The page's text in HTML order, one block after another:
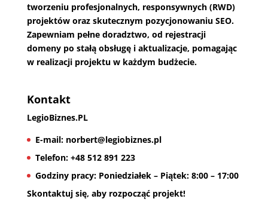
tworzeniu profesjonalnych, responsywnych (RWD)
projektów oraz skutecznym pozycjonowaniu SEO.
Zapewniam pełne doradztwo, od rejestracji
domeny po stałą obsługę i aktualizacje, pomagając
w realizacji projektu w każdym budżecie.
Kontakt
LegioBiznes.PL
E-mail:norbert@legiobiznes.pl
Telefon:+48 512 891 223
Godziny pracy:Poniedziałek – Piątek: 8:00 – 17:00
Skontaktuj się, aby rozpocząć projekt!